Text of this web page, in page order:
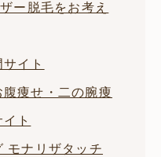
ー脱毛をお考え
イト
腹痩せ・二の腕痩
ト
モナリザタッチ